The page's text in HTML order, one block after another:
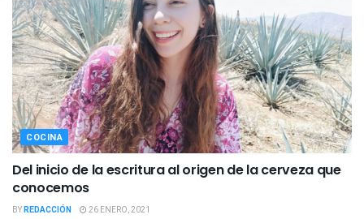
COCINA
Del inicio de la escritura al origen de la cerveza que
conocemos
BYREDACCIÓN 26 ENERO, 2021